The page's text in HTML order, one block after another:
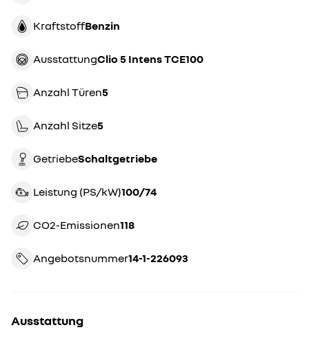
Kraftstoff Benzin
Ausstattung Clio 5 Intens TCE100
Anzahl Türen5
Anzahl Sitze5
Getriebe schaltgetriebe
Leistung (PS/kW) 100/74
CO2-Emissionen 118
Angebotsnummer 14-1-226093
Ausstattung